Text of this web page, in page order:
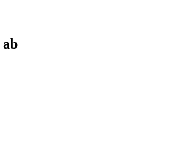
ab